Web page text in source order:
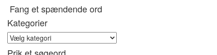
Fang et spændende ord
Kategorier
Kategorier